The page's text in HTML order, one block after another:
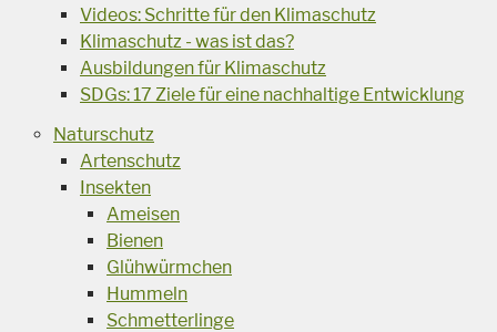
Videos: Schritte für den Klimaschutz
Klimaschutz - was ist das?
Ausbildungen für Klimaschutz
SDGs: 17 Ziele für eine nachhaltige Entwicklung
Naturschutz
Artenschutz
Insekten
Ameisen
Bienen
Glühwürmchen
Hummeln
Schmetterlinge